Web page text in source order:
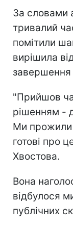
За словами
тривалий
помітили
вирішила
завершення
"Прийшов
рішенням -
Ми прожили
готові про
Хвостова.
Вона
відбулося
публічних